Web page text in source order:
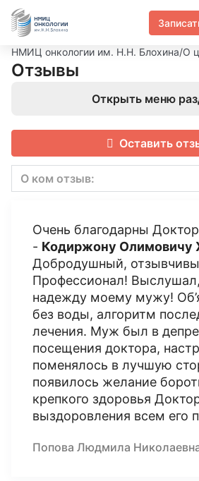
НМИЦ онкологии им. Н.Н. Блохина/О
Отзывы
Открыть меню
Оставить
О ком отзыв:
Очень благодарны
- Кодиржону Олимовичу
Добродушный,
Профессионал!
надежду моему мужу!
без воды, алгоритм
лечения. Муж был в
посещения доктора,
поменялось в лучшую
появилось желание
крепкого здоровья
выздоровления всем его
Попова Людмила